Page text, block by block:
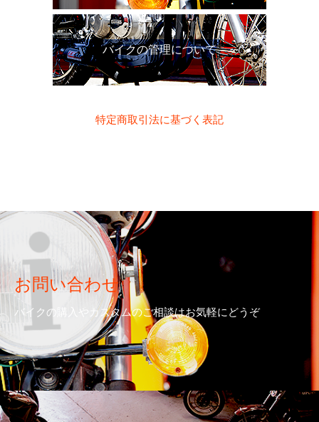
バイクの管理について
特定商取引法に基づく表記
お問い合わせ
バイクの購入やカスタムのご相談はお気軽にどうぞ